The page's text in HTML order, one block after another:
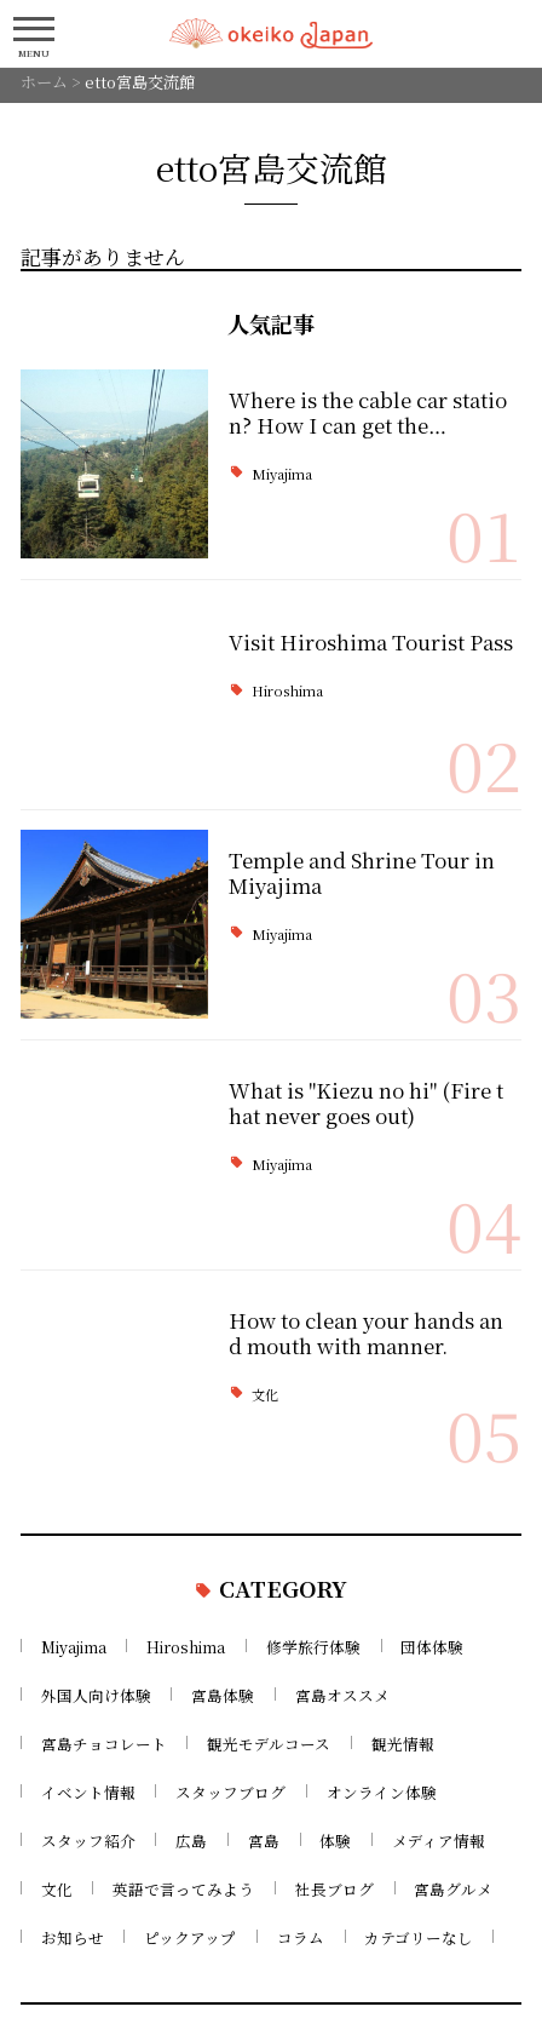
MENU
ホーム > etto宮島交流館
etto宮島交流館
記事がありません
人気記事
Where is the cable car statio
n? How I can get the…
Miyajima
01
Visit Hiroshima Tourist Pass
Hiroshima
02
Temple and Shrine Tour in
Miyajima
Miyajima
03
What is "Kiezu no hi" (Fire t
hat never goes out)
Miyajima
04
How to clean your hands an
d mouth with manner.
文化 05
CATEGORY
Miyajima Hiroshima 修学旅行体験 団体体験
外国人向け体験 宮島体験 宮島オススメ
宮島チョコレート 観光モデルコース 観光情報
イベント情報 スタッフブログ オンライン体験
スタッフ紹介 広島 宮島 体験 メディア情報
文化 英語で言ってみよう 社長ブログ 宮島グルメ
お知らせ ピックアップ コラム カテゴリーなし